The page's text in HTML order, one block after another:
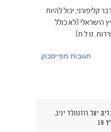
קליפורני, יכול להיות
הישראלי (לא כולל
ט.ל.ח).
תגובות מפייסבוק
, יעל רוזנוולד יניב,
19